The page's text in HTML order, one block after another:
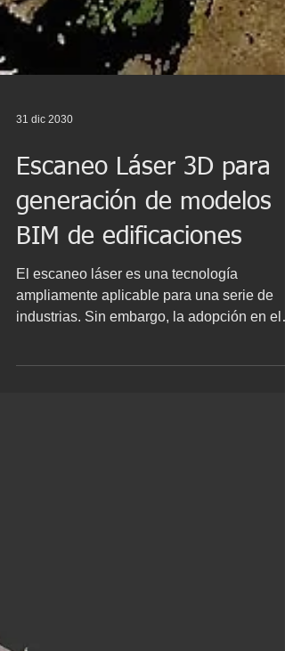
Escaneo Láser 3D para
generación de modelos
BIM de edificaciones
El escaneo láser es una tecnología
ampliamente aplicable para una serie de
sector de la arquitectura, ingeniería y